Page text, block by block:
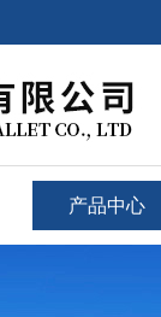
产品中心